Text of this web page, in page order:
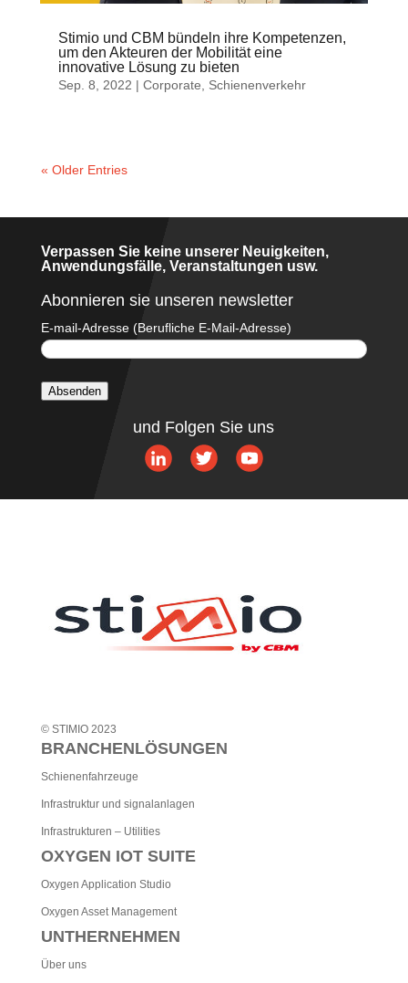
Stimio und CBM bündeln ihre Kompetenzen,
um den Akteuren der Mobilität eine
innovative Lösung zu bieten
Sep. 8, 2022 | Corporate Schienenverkehr
« Older Entries
Verpassen Sie keine unserer Neuigkeiten,
Anwendungsfälle, Veranstaltungen usw.
Abonnieren sie unseren newsletter
E-mail-Adresse (Berufliche E-Mail-Adresse)
Absenden
und Folgen Sie uns
© STIMIO 2023
BRANCHENLÖSUNGEN
Schienenfahrzeuge
Infrastruktur und signalanlagen
Infrastrukturen – Utilities
OXYGEN IOT SUITE
Oxygen Application Studio
Oxygen Asset Management
UNTHERNEHMEN
Über uns